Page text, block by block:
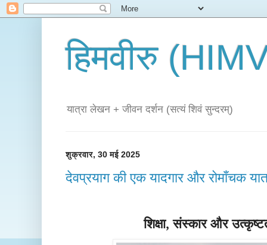
हिमवीरु
यात्रा लेखन + जीवन दर्शन (सत्यं शिवं सुन्दरम्)
शुक्रवार, 30 मई 2025
देवप्रयाग की एक यादगार और रोमाँचक
शिक्षा, संस्कार और